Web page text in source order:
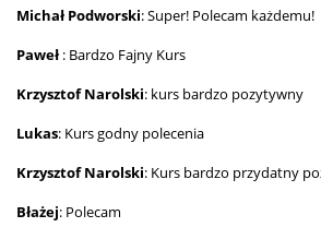
Michał Podworski: Super! Polecam każdemu!
Paweł : Bardzo Fajny Kurs
Krzysztof Narolski: kurs bardzo pozytywny
Lukas: Kurs godny polecenia
Krzysztof Narolski: Kurs bardzo przydatny
Błażej: Polecam